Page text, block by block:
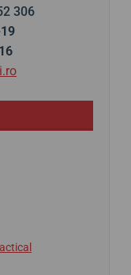
306